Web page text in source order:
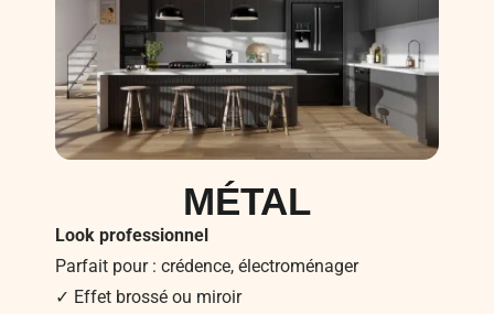
MÉTAL
Look professionnel
Parfait pour : crédence, électroménager
✓ Effet brossé ou miroir